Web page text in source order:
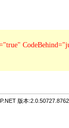
版本:2.0.50727.8762